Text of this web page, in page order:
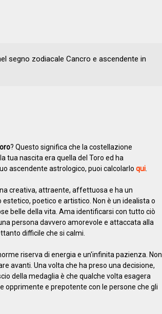
segno zodiacale Cancro e ascendente in
? Questo significa che la costellazione
tua nascita era quella del Toro ed ha
ascendente astrologico, puoi calcolarlo qui.
creativa, attraente, affettuosa e ha un
poetico e artistico. Non è un idealista o
belle della vita. Ama identificarsi con tutto ciò
persona davvero amorevole e attaccata alla
difficile che si calmi.
riserva di energia e un'infinita pazienza. Non
avanti. Una volta che ha preso una decisione,
della medaglia è che qualche volta esagera
opprimente e prepotente con le persone che gli